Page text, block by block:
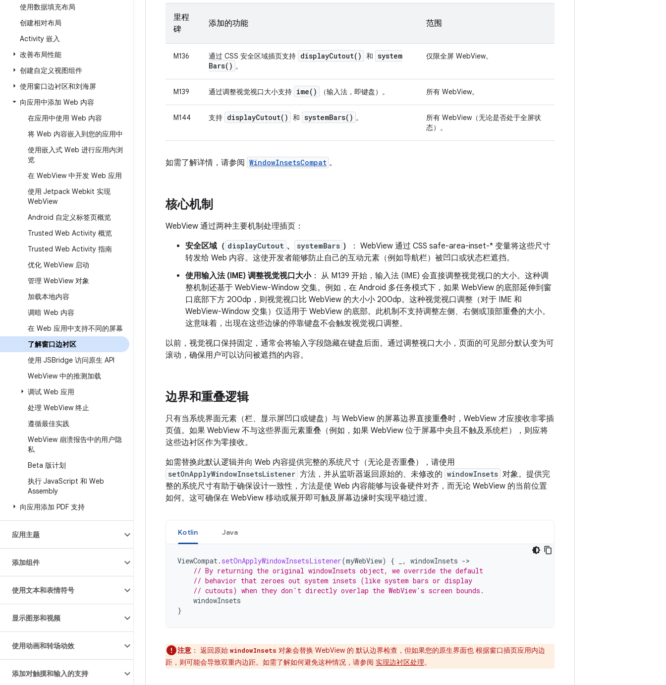
使用数据填充布局
创建相对布局
Activity 嵌入
改善布局性能
创建自定义视图组件
使用窗口边衬区和刘海屏
向应用中添加 Web 内容
在应用中使用 Web 内容
将 Web 内容嵌入到您的应用中
使用嵌入式 Web 进行应用内浏
览
在 WebView 中开发 Web 应用
使用 Jetpack Webkit 实现
WebView
Android 自定义标签页概览
Trusted Web Activity 概览
Trusted Web Activity 指南
优化 WebView 启动
管理 WebView 对象
加载本地内容
调暗 Web 内容
在 Web 应用中支持不同的屏幕
了解窗口边衬区
使用 JSBridge 访问原生 API
WebView 中的推测加载
调试 Web 应用
处理 WebView 终止
遵循最佳实践
WebView 崩溃报告中的用户隐
私
Beta 版计划
执行 JavaScript 和 Web
Assembly
向应用添加 PDF 支持
应用主题
添加组件
使用文本和表情符号
显示图形和视频
使用动画和转场动效
添加对触摸和输入的支持
里程
碑
添加的功能 范围
M136 通过 CSS 安全区域插页支持 displayCutout( ) 和 system
Bars( ) 。
仅限全屏 WebView。
M139 通过调整视觉视口大小支持 ime( ) （输入法，即键盘）。 所有 WebView。
M144 支持 displayCutout( ) 和 systemBars( ) 。
所有 WebView（无论是否处于全屏状
态）。
如需了解详情，请参阅 WindowInsetsCompat 。
核心机制
WebView 通过两种主要机制处理插页：
安全区域（ displayCutout 、 systemBars ）
： WebView 通过 CSS safe-area-inset-* 变量将这些尺寸
转发给 Web 内容。这使开发者能够防止自己的互动元素（例如导航栏）被凹口或状态栏遮挡。
使用输入法 (IME) 调整视觉视口大小： 从 M139 开始，输入法 (IME) 会直接调整视觉视口的大小。这种调
整机制还基于 WebView-Window 交集。例如，在 Android 多任务模式下，如果 WebView 的底部延伸到窗
口底部下方 200dp，则视觉视口比 WebView 的大小小 200dp。这种视觉视口调整（对于 IME 和
WebView-Window 交集）仅适用于 WebView 的底部。此机制不支持调整左侧、右侧或顶部重叠的大小。
这意味着，出现在这些边缘的停靠键盘不会触发视觉视口调整。
以前，视觉视口保持固定，通常会将输入字段隐藏在键盘后面。通过调整视口大小，页面的可见部分默认变为可
滚动，确保用户可以访问被遮挡的内容。
边界和重叠逻辑
只有当系统界面元素（栏、显示屏凹口或键盘）与 WebView 的屏幕边界直接重叠时，WebView 才应接收非零插
页值。如果 WebView 不与这些界面元素重叠（例如，如果 WebView 位于屏幕中央且不触及系统栏），则应将
这些边衬区作为零接收。
如需替换此默认逻辑并向 Web 内容提供完整的系统尺寸（无论是否重叠），请使用
setOnApplyWindowInsetsListener 方法，并从监听器返回原始的、未修改的 windowInsets 对象。提供完
整的系统尺寸有助于确保设计一致性，方法是使 Web 内容能够与设备硬件对齐，而无论 WebView 的当前位置
如何。这可确保在 WebView 移动或展开即可触及屏幕边缘时实现平稳过渡。
Kotlin Java
ViewCompat. setOnApplyWindowInsetsListener(myWebView) { , windowInsets -
// By returning the original windowInsets object, we override the default
// behavior that zeroes out system insets (like system bars or display
// cutouts) when they don't directly overlap the WebView's screen bounds.
windowInsets
}
注意 ： 返回原始 windowInsets 对象会替换 WebView 的 默认边界检查，但如果您的原生界面也 根据窗口插页应用内边
距，则可能会导致双重内边距。如需了解如何避免这种情况，请参阅 实现边衬区处理。